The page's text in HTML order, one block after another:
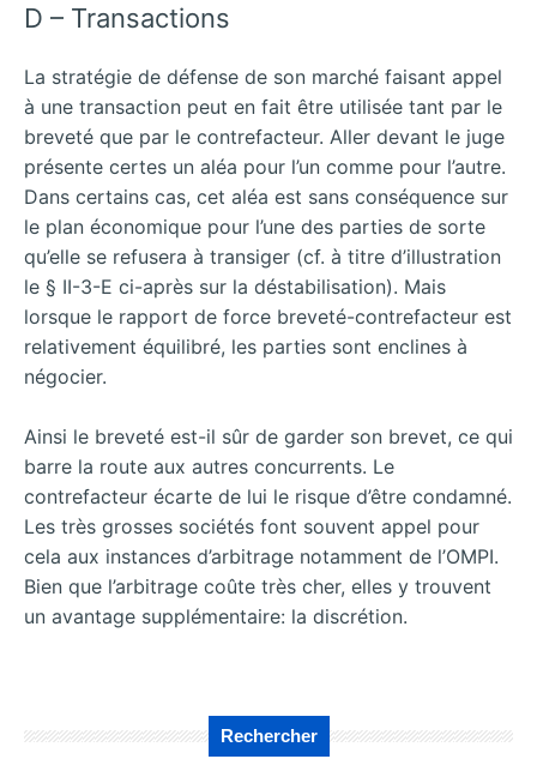
D – Transactions
La stratégie de défense de son marché faisant appel
à une transaction peut en fait être utilisée tant par le
breveté que par le contrefacteur. Aller devant le juge
présente certes un aléa pour l’un comme pour l’autre.
Dans certains cas, cet aléa est sans conséquence sur
le plan économique pour l’une des parties de sorte
qu’elle se refusera à transiger (cf. à titre d’illustration
le § II-3-E ci-après sur la déstabilisation). Mais
lorsque le rapport de force breveté-contrefacteur est
relativement équilibré, les parties sont enclines à
négocier.
Ainsi le breveté est-il sûr de garder son brevet, ce qui
barre la route aux autres concurrents. Le
contrefacteur écarte de lui le risque d’être condamné.
Les très grosses sociétés font souvent appel pour
cela aux instances d’arbitrage notamment de l’OMPI.
Bien que l’arbitrage coûte très cher, elles y trouvent
un avantage supplémentaire: la discrétion.
Rechercher